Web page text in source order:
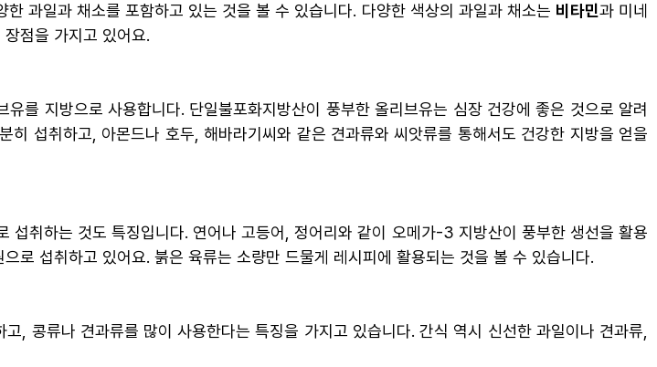
한 과일과 채소를 포함하고 있는 것을 볼 수 있습니다. 다양한 색상의 과일과 채소는 비타민과 미네
점을 가지고 있어요.
유를 지방으로 사용합니다. 단일불포화지방산이 풍부한 올리브유는 심장 건강에 좋은 것으로 알려
히 섭취하고, 아몬드나 호두, 해바라기씨와 같은 견과류와 씨앗류를 통해서도 건강한 지방을 얻을
섭취하는 것도 특징입니다. 연어나 고등어, 정어리와 같이 오메가-3 지방산이 풍부한 생선을 활용
로 섭취하고 있어요. 붉은 육류는 소량만 드물게 레시피에 활용되는 것을 볼 수 있습니다.
, 콩류나 견과류를 많이 사용한다는 특징을 가지고 있습니다. 간식 역시 신선한 과일이나 견과류,